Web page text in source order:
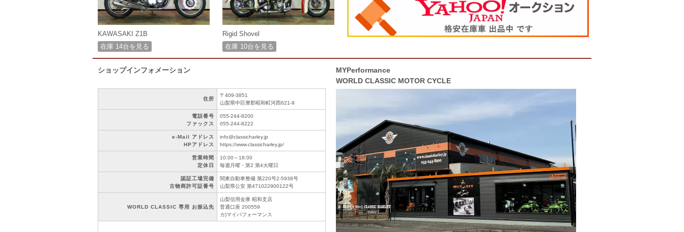
KAWASAKI Z1B
在庫 14台を見る
Rigid Shovel
在庫 10台を見る
ショップインフォメーション
住所
〒409-3851
山梨県中巨摩郡昭和町河西621-9
電話番号
ファックス
055-244-8200
055-244-8222
e-Mail アドレス
HPアドレス
info@classicharley.jp
https://www.classicharley.jp/
営業時間
定休日
10:00～18:00
毎週月曜・第2 第4火曜日
認証工場完備
古物商許可証番号
関東自動車整備 第220号2-5938号
山梨県公安 第471022900122号
WORLD CLASSIC 専用 お振込先
山梨信用金庫 昭和支店
普通口座 200559
カ)マイパフォーマンス
MYPerformance
WORLD CLASSIC MOTOR CYCLE